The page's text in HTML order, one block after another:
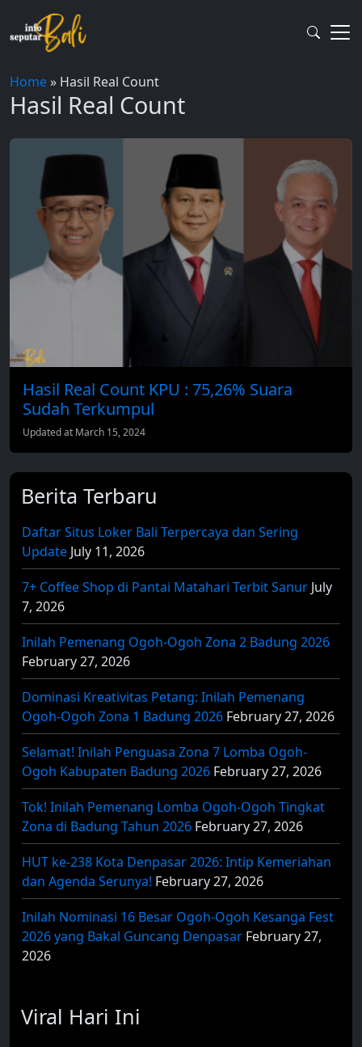
content
Home» Hasil Real Count
Hasil Real Count
Hasil Real Count KPU : 75,26% Suara
Sudah Terkumpul
Updated at March 15, 2024
Berita Terbaru
Daftar Situs Loker Bali Terpercaya dan Sering
Update July 11, 2026
7+ Coffee Shop di Pantai Matahari Terbit Sanur July
7, 2026
Inilah Pemenang Ogoh-Ogoh Zona 2 Badung 2026
February 27, 2026
Dominasi Kreativitas Petang: Inilah Pemenang
Ogoh-Ogoh Zona 1 Badung 2026 February 27, 2026
Selamat! Inilah Penguasa Zona 7 Lomba Ogoh-
Ogoh Kabupaten Badung 2026 February 27, 2026
Tok! Inilah Pemenang Lomba Ogoh-Ogoh Tingkat
Zona di Badung Tahun 2026 February 27, 2026
HUT ke-238 Kota Denpasar 2026: Intip Kemeriahan
dan Agenda Serunya! February 27, 2026
Inilah Nominasi 16 Besar Ogoh-Ogoh Kesanga Fest
2026 yang Bakal Guncang Denpasar February 27,
2026
Viral Hari Ini